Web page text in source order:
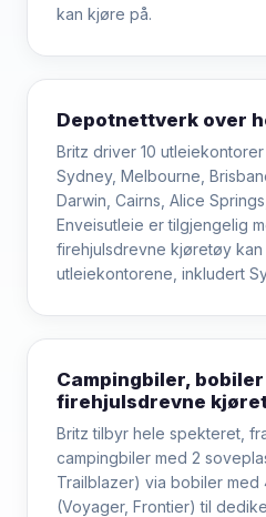
kan kjøre på.
Depotnettverk over
Britz driver 10
Sydney, Melbourne,
Darwin, Cairns, Alice
Enveisutleie er tilgjengelig
firehjulsdrevne kjøretøy kan
utleiekontorene, inkludert
Campingbiler, bobiler
firehjulsdrevne
Britz tilbyr hele spekteret,
campingbiler med 2
Trailblazer) via bobiler
(Voyager, Frontier) til